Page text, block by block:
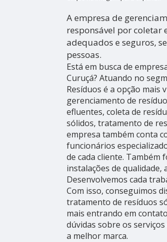
A empresa de
responsável por coletar
adequados e seguros,
pessoas.
Está em busca de
Curuçá? Atuando no
Resíduos é a opção mais
gerenciamento de
efluentes, coleta de
sólidos, tratamento de
empresa também conta
funcionários
de cada cliente. Também
instalações de qualidade,
Desenvolvemos cada
Com isso, conseguimos
tratamento de resíduos
mais entrando em
dúvidas sobre os
a melhor marca.